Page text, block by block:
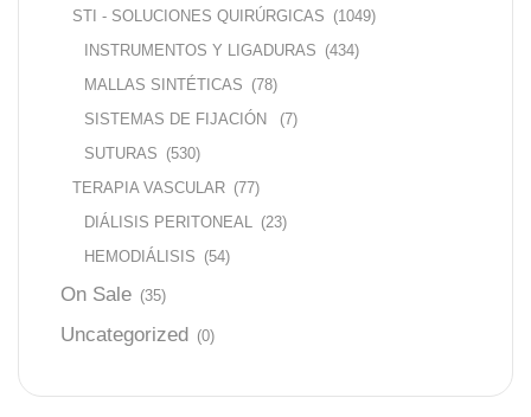
STI - SOLUCIONES QUIRÚRGICAS (1049)
INSTRUMENTOS Y LIGADURAS (434)
MALLAS SINTÉTICAS (78)
SISTEMAS DE FIJACIÓN
(7)
SUTURAS (530)
TERAPIA VASCULAR (77)
DIÁLISIS PERITONEAL
(23)
HEMODIÁLISIS (54)
On Sale (35)
Uncategorized (0)